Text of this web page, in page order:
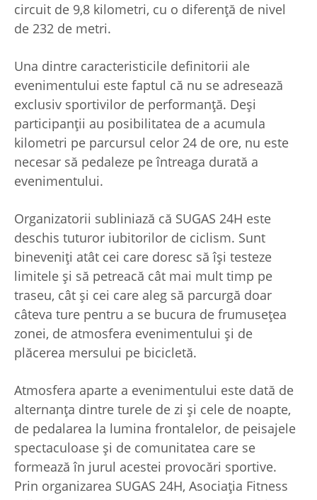
circuit de 9,8 kilometri, cu o diferență de nivel
de 232 de metri.
Una dintre caracteristicile definitorii ale
evenimentului este faptul că nu se adresează
exclusiv sportivilor de performanță. Deși
participanții au posibilitatea de a acumula
kilometri pe parcursul celor 24 de ore, nu este
necesar să pedaleze pe întreaga durată a
evenimentului.
Organizatorii subliniază că SUGAS 24H este
deschis tuturor iubitorilor de ciclism. Sunt
bineveniți atât cei care doresc să își testeze
limitele și să petreacă cât mai mult timp pe
traseu, cât și cei care aleg să parcurgă doar
câteva ture pentru a se bucura de frumusețea
zonei, de atmosfera evenimentului și de
plăcerea mersului pe bicicletă.
Atmosfera aparte a evenimentului este dată de
alternanța dintre turele de zi și cele de noapte,
de pedalarea la lumina frontalelor, de peisajele
spectaculoase și de comunitatea care se
formează în jurul acestei provocări sportive.
Prin organizarea SUGAS 24H, Asociația Fitness